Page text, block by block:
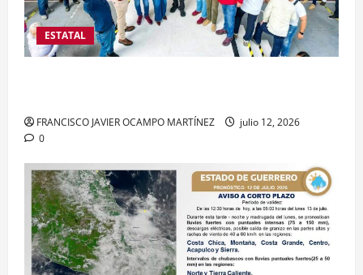
ESTATAL
FRANCISCO JAVIER OCAMPO MARTÍNEZ
julio 12, 2026
0